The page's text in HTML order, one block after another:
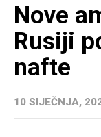
Nove
Rusiji
nafte
10 SIJEČNJA,